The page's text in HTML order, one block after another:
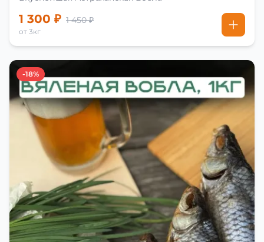
1 300 ₽ 1 450 ₽
от 3кг
-18%